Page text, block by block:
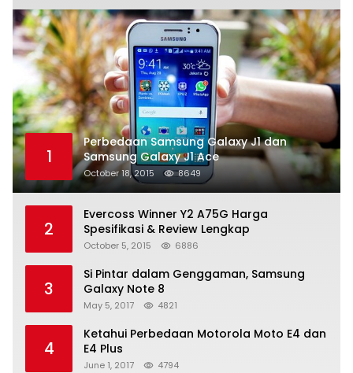
1
Perbedaan Samsung Galaxy J1 dan
Samsung Galaxy J1 Ace
October 18, 2015 8649
2
Evercoss Winner Y2 A75G Harga
Spesifikasi & Review Lengkap
October 5, 2015 6886
3
Si Pintar dalam Genggaman, Samsung
Galaxy Note 8
May 5, 2017 4821
4
Ketahui Perbedaan Motorola Moto E4 dan
E4 Plus
June 1, 2017 4794